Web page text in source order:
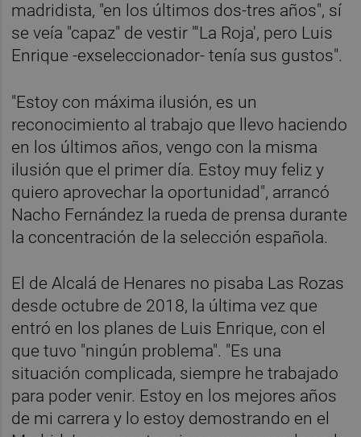
madridista, "en los últimos dos-tres años", sí
se veía "capaz" de vestir "'La Roja', pero Luis
Enrique -exseleccionador- tenía sus gustos".
"Estoy con máxima ilusión, es un
reconocimiento al trabajo que llevo haciendo
en los últimos años, vengo con la misma
ilusión que el primer día. Estoy muy feliz y
quiero aprovechar la oportunidad", arrancó
Nacho Fernández la rueda de prensa durante
la concentración de la selección española.
El de Alcalá de Henares no pisaba Las Rozas
desde octubre de 2018, la última vez que
entró en los planes de Luis Enrique, con el
que tuvo "ningún problema". "Es una
situación complicada, siempre he trabajado
para poder venir. Estoy en los mejores años
de mi carrera y lo estoy demostrando en el